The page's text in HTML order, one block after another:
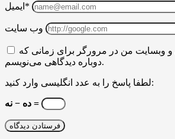
ایمیل*
وب سایت
و وبسایت من در مرورگر برای زمانی که
دوباره دیدگاهی می‌نویسم.
لطفا پاسخ را به عدد انگلیسی وارد کنید:
ده − نه =